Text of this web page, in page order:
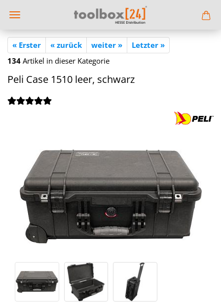
« Erster « zurück weiter »
Letzter »
134 Artikel in dieser Kategorie
Peli Case 1510 leer, schwarz